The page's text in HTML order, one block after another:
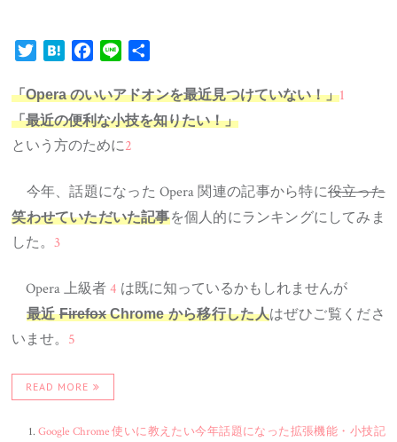
TwitterHatenaFacebook
Line
「Opera のいいアドオンを最近見つけていない！」1
「最近の便利な小技を知りたい！」
という方のために2
今年、話題になった Opera 関連の記事から特に役立った
笑わせていただいた記事を個人的にランキングにしてみま
した。3
Opera 上級者4 は既に知っているかもしれませんが
最近FirefoxChrome から移行した人はぜひご覧くださ
いませ。 5
READ MORE
Google Chrome 使いに教えたい今年話題になった拡張機能・小技記